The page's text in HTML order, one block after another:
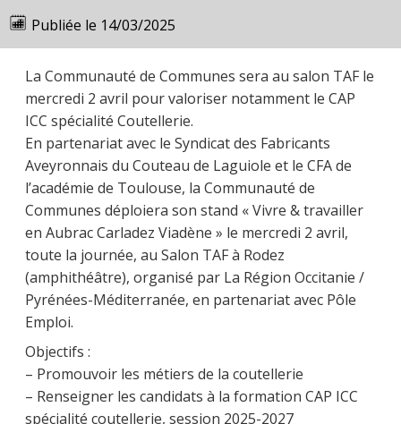
Publiée le 14/03/2025
La Communauté de Communes sera au salon TAF le
mercredi 2 avril pour valoriser notamment le CAP
ICC spécialité Coutellerie.
En partenariat avec le Syndicat des Fabricants
Aveyronnais du Couteau de Laguiole et le CFA de
l’académie de Toulouse, la Communauté de
Communes déploiera son stand « Vivre & travailler
en Aubrac Carladez Viadène » le mercredi 2 avril,
toute la journée, au Salon TAF à Rodez
(amphithéâtre), organisé par La Région Occitanie /
Pyrénées-Méditerranée, en partenariat avec Pôle
Emploi.
Objectifs :
– Promouvoir les métiers de la coutellerie
– Renseigner les candidats à la formation CAP ICC
spécialité coutellerie, session 2025-2027